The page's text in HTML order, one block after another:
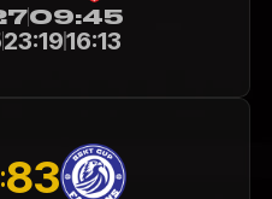
09:45
23:1916:13
:83